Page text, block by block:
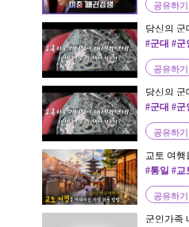
공유하기
당신의 군
#군대 #군
공유하기
당신의 군
#군대 #군
공유하기
교토 여행
행지
#통일 #교
공유하기
군인가족